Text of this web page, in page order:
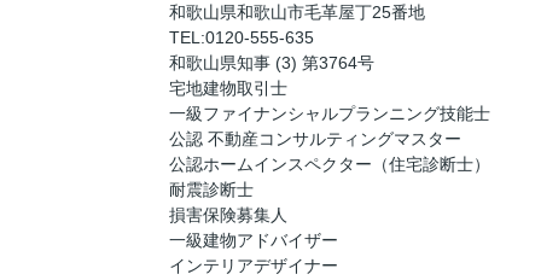
和歌山県和歌山市毛革屋丁25番地
TEL:0120-555-635
和歌山県知事 (3) 第3764号
宅地建物取引士
一級ファイナンシャルプランニング技能士
公認 不動産コンサルティングマスター
公認ホームインスペクター（住宅診断士）
耐震診断士
損害保険募集人
一級建物アドバイザー
インテリアデザイナー